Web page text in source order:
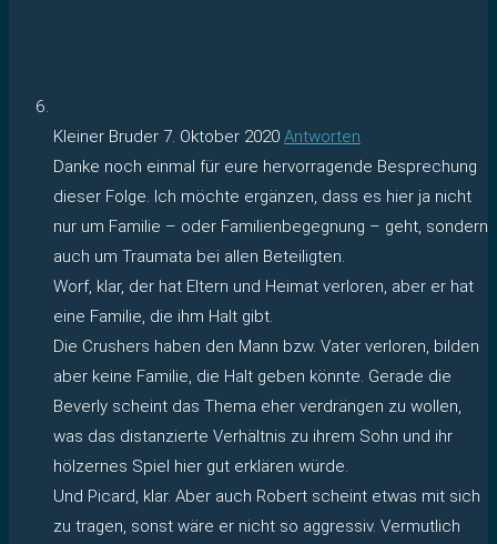
Kleiner Bruder 7. Oktober 2020 Antworten
Danke noch einmal für eure hervorragende Besprechung
dieser Folge. Ich möchte ergänzen, dass es hier ja nicht
nur um Familie – oder Familienbegegnung – geht, sondern
auch um Traumata bei allen Beteiligten.
Worf, klar, der hat Eltern und Heimat verloren, aber er hat
eine Familie, die ihm Halt gibt.
Die Crushers haben den Mann bzw. Vater verloren, bilden
aber keine Familie, die Halt geben könnte. Gerade die
Beverly scheint das Thema eher verdrängen zu wollen,
was das distanzierte Verhältnis zu ihrem Sohn und ihr
hölzernes Spiel hier gut erklären würde.
Und Picard, klar. Aber auch Robert scheint etwas mit sich
zu tragen, sonst wäre er nicht so aggressiv. Vermutlich